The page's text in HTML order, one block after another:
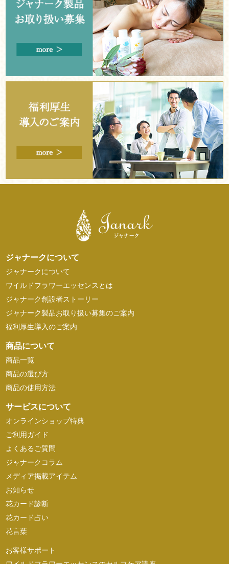
ジャナークについて
ジャナークについて
ワイルドフラワーエッセンスとは
ジャナーク創設者ストーリー
ジャナーク製品お取り扱い募集のご案内
福利厚生導入のご案内
商品について
商品一覧
商品の選び方
商品の使用方法
サービスについて
オンラインショップ特典
ご利用ガイド
よくあるご質問
ジャナークコラム
メディア掲載アイテム
お知らせ
花カード診断
花カード占い
花言葉
お客様サポート